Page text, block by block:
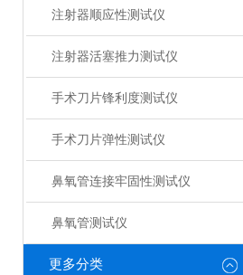
注射器顺应性测试仪
注射器活塞推力测试仪
手术刀片锋利度测试仪
手术刀片弹性测试仪
鼻氧管连接牢固性测试仪
鼻氧管测试仪
更多分类